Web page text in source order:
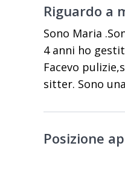
Riguardo a
Sono Maria
4 anni ho
Facevo
sitter. Sono
Posizione